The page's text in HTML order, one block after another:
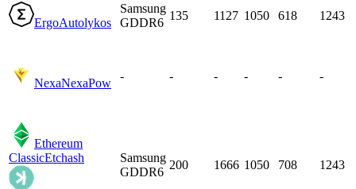
ErgoAutolykos
Samsung
GDDR6
135 1127 1050 618 1243
NexaNexaPow
- - - - - -
Ethereum
ClassicEtchash
Samsung
GDDR6
200 1666 1050 708 1243